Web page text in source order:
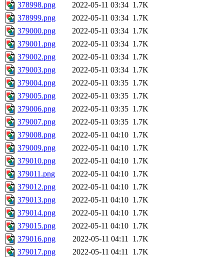
378998.png
2022-05-11 03:34 1.7K
378999.png
2022-05-11 03:34 1.7K
379000.png
2022-05-11 03:34 1.7K
379001.png
2022-05-11 03:34 1.7K
379002.png
2022-05-11 03:34 1.7K
379003.png
2022-05-11 03:34 1.7K
379004.png
2022-05-11 03:35 1.7K
379005.png
2022-05-11 03:35 1.7K
379006.png
2022-05-11 03:35 1.7K
379007.png
2022-05-11 03:35 1.7K
379008.png
2022-05-11 04:10 1.7K
379009.png
2022-05-11 04:10 1.7K
379010.png
2022-05-11 04:10 1.7K
379011.png
2022-05-11 04:10 1.7K
379012.png
2022-05-11 04:10 1.7K
379013.png
2022-05-11 04:10 1.7K
379014.png
2022-05-11 04:10 1.7K
379015.png
2022-05-11 04:10 1.7K
379016.png
2022-05-11 04:11 1.7K
379017.png
2022-05-11 04:11 1.7K